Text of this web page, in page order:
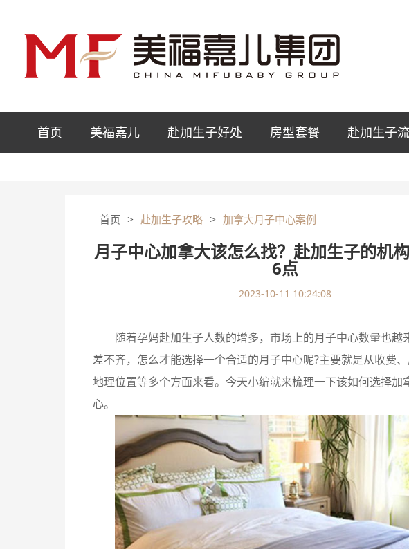
首页 美福嘉儿 赴加生子好处 房型套餐 赴加生子
首页 > 赴加生子攻略 > 加拿大月子中心案例
月子中心加拿大该怎么找？赴加生子的机
6点
2023-10-11 10:24:08
随着孕妈赴加生子人数的增多，市场上的月子中心数量也越
差不齐，怎么才能选择一个合适的月子中心呢?主要就是从收费
地理位置等多个方面来看。今天小编就来梳理一下该如何选择加
心。